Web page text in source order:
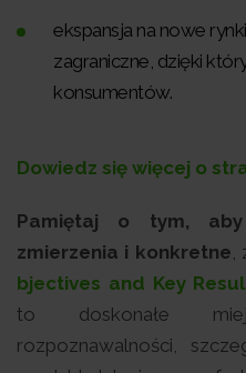
ekspansja na nowe
zagraniczne, dzięki
konsumentów.
Dowiedz się więcej o
Pamiętaj o tym,
zmierzenia i konkretne
bjectives and Key
to doskonałe
rozpoznawalności,